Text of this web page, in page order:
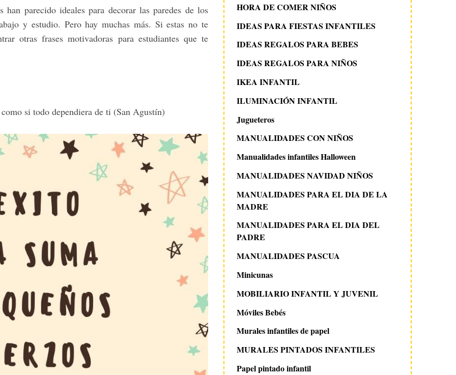
han parecido ideales para decorar las paredes de los
y estudio. Pero hay muchas más. Si estas no te
otras frases motivadoras para estudiantes que te
si todo dependiera de ti (San Agustín)
HORA DE COMER NIÑOS
IDEAS PARA FIESTAS INFANTILES
IDEAS REGALOS PARA BEBES
IDEAS REGALOS PARA NIÑOS
IKEA INFANTIL
ILUMINACIÓN INFANTIL
Jugueteros
MANUALIDADES CON NIÑOS
Manualidades infantiles Halloween
MANUALIDADES NAVIDAD NIÑOS
MANUALIDADES PARA EL DIA DE LA
MADRE
MANUALIDADES PARA EL DIA DEL
PADRE
MANUALIDADES PASCUA
Minicunas
MOBILIARIO INFANTIL Y JUVENIL
Móviles Bebés
Murales infantiles de papel
MURALES PINTADOS INFANTILES
Papel pintado infantil